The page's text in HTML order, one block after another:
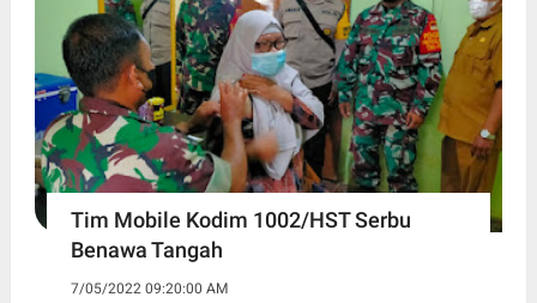
Tim Mobile Kodim 1002/HST Serbu
Benawa Tangah
7/05/2022 09:20:00 AM